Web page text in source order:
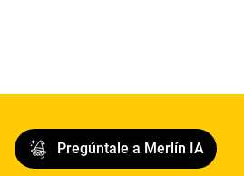
Pregúntale a Merlín IA